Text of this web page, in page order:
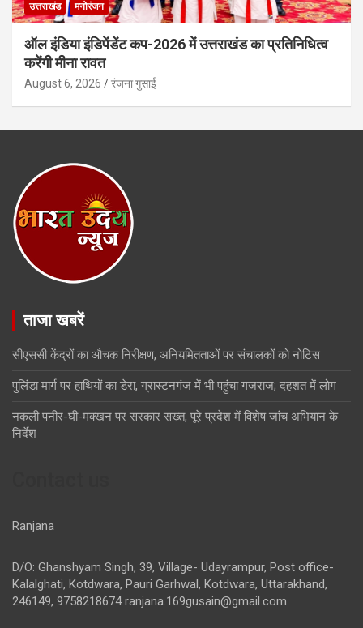
उत्तराखंड मनोरंजन
ऑल इंडिया इंडिपेंडेंट कप-2026 में उत्तराखंड का प्रतिनिधित्व
करेंगी मीना रावत
August 6, 2026 रंजना गुसाई
ताजा खबरें
सीएससी केंद्रों का औचक निरीक्षण, अनियमितताओं पर संचालकों को नोटिस
पुलिंडा मार्ग पर हाथियों का डेरा, ग्रास्टनगंज में भी पहुंचा गजराज; दहशत में लोग
नकली पनीर-घी-मक्खन पर सरकार सख्त, पूरे प्रदेश में विशेष जांच अभियान के
निर्देश
Ranjana
D/O: Ghanshyam Singh, 39, Village- Udayrampur, Post office-
Kalalghati, Kotdwara, Pauri Garhwal, Kotdwara, Uttarakhand,
246149, 9758218674ranjana.169gusain@gmail.com